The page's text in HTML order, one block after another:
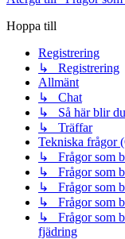
Hoppa till
Registrering
↳ Registrering
Allmänt
↳ Chat
↳ Så här blir du
↳ Träffar
Tekniska frågor
↳ Frågor som
↳ Frågor som
↳ Frågor som
↳ Frågor som
↳ Frågor som
fjädring